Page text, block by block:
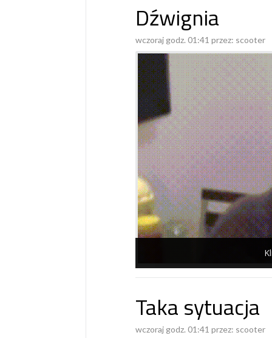
Dźwignia
wczoraj godz. 01:41 przez: scooter
Taka sytuacja
wczoraj godz. 01:41 przez: scooter